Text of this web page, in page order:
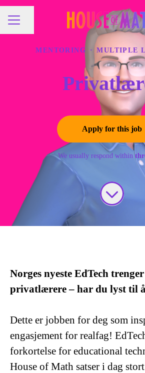
CAREER MENU
Share page
MENTORING · MULTIPLE
Apply for this job
We usually respond within
Norges nyeste EdTech
privatlærere – har du lyst til
Dette er jobben for deg som
engasjement for realfag!
forkortelse for educational
House of Math satser i dag